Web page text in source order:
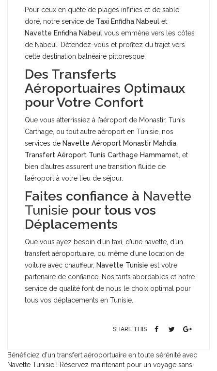
Pour ceux en quête de plages infinies et de sable
doré, notre service de Taxi Enfidha Nabeul et
Navette Enfidha Nabeul vous emmène vers les côtes
de Nabeul. Détendez-vous et profitez du trajet vers
cette destination balnéaire pittoresque.
Des Transferts
Aéroportuaires Optimaux
pour Votre Confort
Que vous atterrissiez à l’aéroport de Monastir, Tunis
Carthage, ou tout autre aéroport en Tunisie, nos
services de Navette Aéroport Monastir Mahdia
Transfert Aéroport Tunis Carthage Hammamet , et
bien d’autres assurent une transition fluide de
l’aéroport à votre lieu de séjour.
Faites confiance à Navette
Tunisie pour tous vos
Déplacements
Que vous ayez besoin d’un taxi, d’une navette, d’un
transfert aéroportuaire, ou même d’une location de
voiture avec chauffeur, Navette Tunisie est votre
partenaire de confiance. Nos tarifs abordables et notre
service de qualité font de nous le choix optimal pour
tous vos déplacements en Tunisie.
SHARE THIS
Bénéficiez d'un transfert aéroportuaire en toute sérénité avec
Navette Tunisie ! Réservez maintenant pour un voyage sans